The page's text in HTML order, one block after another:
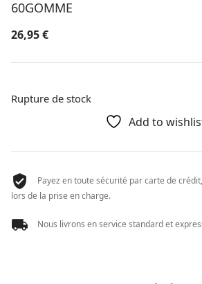
60GOMME
26,95€
Rupture de stock
Add to
Payez en toute sécurité par carte de
lors de la prise en charge.
Nous livrons en service standard et